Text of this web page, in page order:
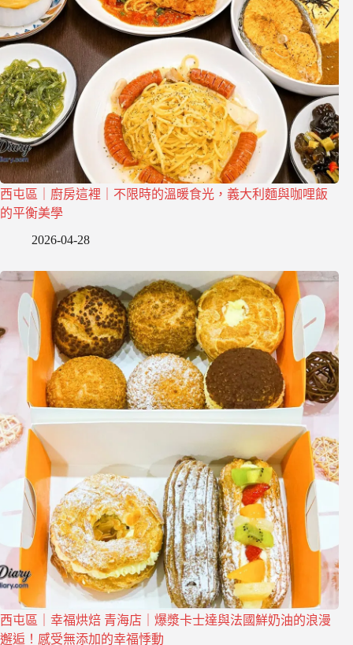
西屯區｜廚房這裡｜不限時的溫暖食光，義大利麵與咖哩飯
的平衡美學
2026-04-28
西屯區｜幸福烘焙 青海店｜爆漿卡士達與法國鮮奶油的浪漫
邂逅！感受無添加的幸福悸動